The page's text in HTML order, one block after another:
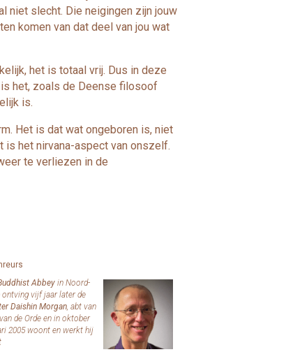
niet slecht. Die neigingen zijn jouw
komen van dat deel van jou wat
het is totaal vrij. Dus in deze
het, zoals de Deense filosoof
is.
Het is dat wat ongeboren is, niet
is het nirvana-aspect van onszelf.
te verliezen in de
Abbeyin Noord-
vijf jaar later de
Daishin Morgan, abt van
de Orde en in oktober
2005 woont en werkt hij